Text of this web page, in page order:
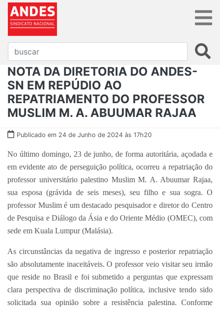
NOTA DA DIRETORIA DO ANDES-
SN EM REPÚDIO AO
REPATRIAMENTO DO PROFESSOR
MUSLIM M. A. ABUUMAR RAJAA
Publicado em 24 de Junho de 2024 às 17h20
No último domingo, 23 de junho, de forma autoritária, açodada e
em evidente ato de perseguição política, ocorreu a repatriação do
professor universitário palestino Muslim M. A. Abuumar Rajaa,
sua esposa (grávida de seis meses), seu filho e sua sogra. O
professor Muslim é um destacado pesquisador e diretor do Centro
de Pesquisa e Diálogo da Ásia e do Oriente Médio (OMEC), com
sede em Kuala Lumpur (Malásia).
As circunstâncias da negativa de ingresso e posterior repatriação
são absolutamente inaceitáveis. O professor veio visitar seu irmão
que reside no Brasil e foi submetido a perguntas que expressam
clara perspectiva de discriminação política, inclusive tendo sido
solicitada sua opinião sobre a resistência palestina. Conforme